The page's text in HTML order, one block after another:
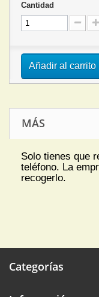
Cantidad
Añadir al carrito
MÁS
Solo tienes que
teléfono. La
recogerlo.
Categorías